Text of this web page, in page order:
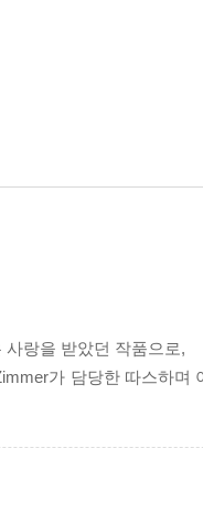
랑을 받았던 작품으로,
가 담당한 따스하며